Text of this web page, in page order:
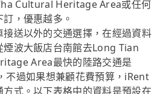
Cultural Heritage Area或任何
，優惠越多。
送以外的交通選擇，在經過資料
煙波大飯店台南館去Long Tian
Area最快的陸路交通是
不過如果想兼顧花費預算，iRent
式。以下表格中的資料是預設在